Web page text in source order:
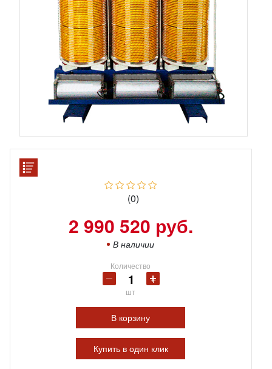
(0)
2 990 520 руб.
В наличии
Количество
шт
В корзину
Купить в один клик